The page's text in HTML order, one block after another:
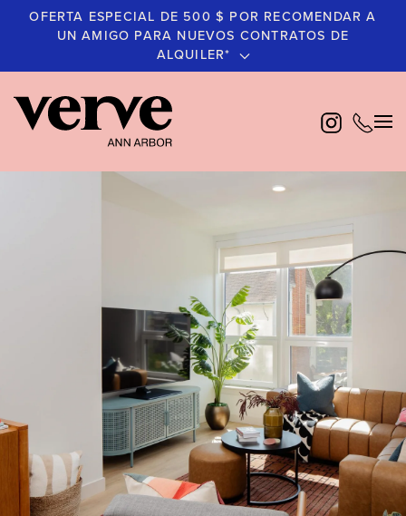
principal
OFERTA ESPECIAL DE 500 $ POR RECOMENDAR A
UN AMIGO PARA NUEVOS CONTRATOS DE
ALQUILER*